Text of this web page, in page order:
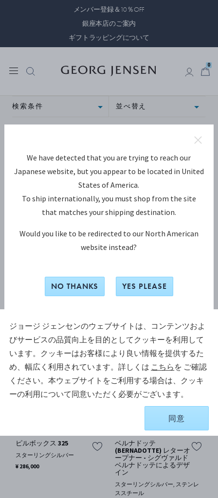
メンバー登録＆10％OFF
銀座本店のご案内
ギフトラッピングについて
0
検索条件 並べ替え
スターリングシルバー（槌目仕上
げ）, クリスタルガラス
スターリングシルバー, ステンレ
ススチール
¥ 52,800
ピルボックス 325
スターリングシルバー
¥ 286,000
ベルナドッテ
(BERNADOTTE) レターオ
ープナー - シグヴァルド
ベルナドッテによるデザ
イン
スターリングシルバー, ステンレ
ススチール
We have detected that you are trying to reach our
Japanese website, but you appear to be located in United
States of America.
To ship internationally, you must shop from the site
that matches your shipping destination.
Would you like to be redirected to our North American
website instead?
NO THANKS YES PLEASE
ジョージ ジェンセンのウェブサイトは、コンテンツおよ
びサービスの品質向上を目的としてクッキーを利用して
います。クッキーはお客様により良い情報を提供するた
め、幅広く利用されています。詳しくは こちらを ご確認
ください。本ウェブサイトをご利用する場合は、クッキ
ーの利用について同意いただく必要がございます。
同意